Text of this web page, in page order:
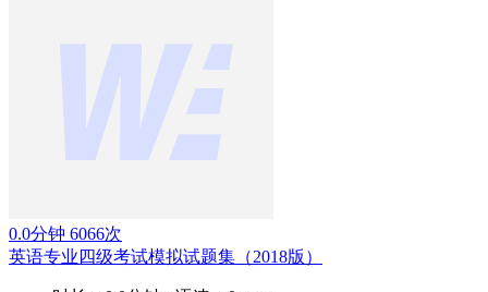
0.0分钟 6066次
英语专业四级考试模拟试题集（2018版）